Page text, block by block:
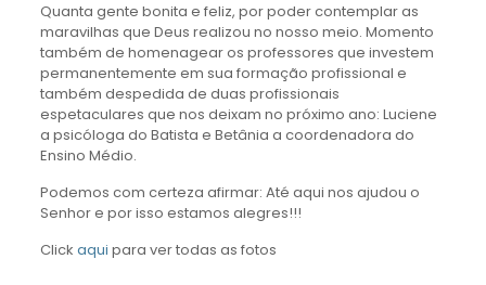
Quanta gente bonita e feliz, por poder contemplar as
maravilhas que Deus realizou no nosso meio. Momento
também de homenagear os professores que investem
permanentemente em sua formação profissional e
também despedida de duas profissionais
espetaculares que nos deixam no próximo ano: Luciene
a psicóloga do Batista e Betânia a coordenadora do
Ensino Médio.
Podemos com certeza afirmar: Até aqui nos ajudou o
Senhor e por isso estamos alegres!!!
Click aqui para ver todas as fotos